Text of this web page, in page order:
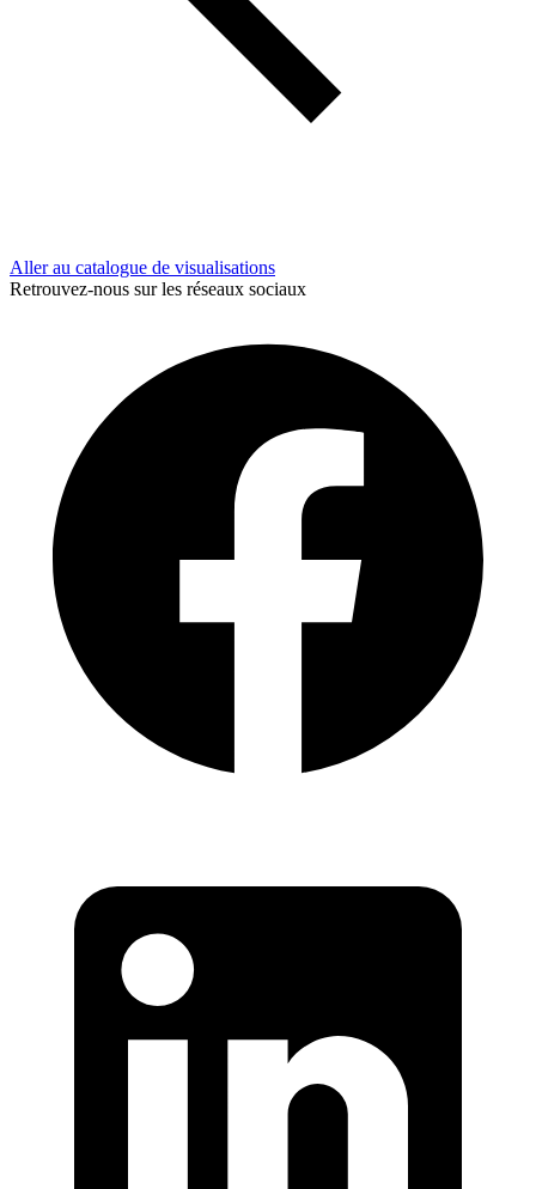
Aller au catalogue de visualisations
Retrouvez-nous sur les réseaux sociaux